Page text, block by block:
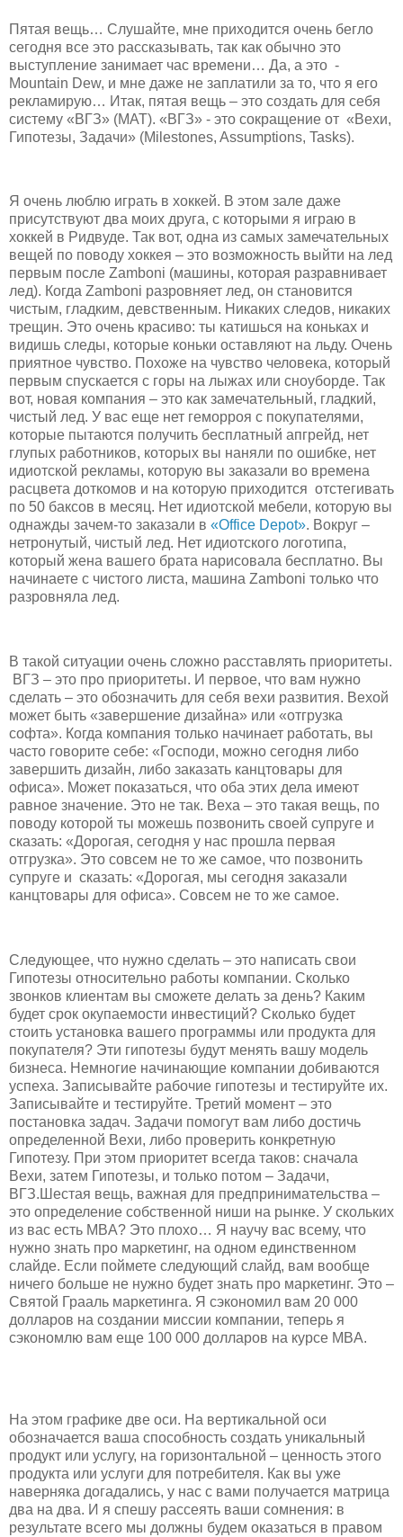
Пятая вещь… Слушайте, мне приходится очень бегло
сегодня все это рассказывать, так как обычно это
выступление занимает час времени… Да, а это -
Mountain Dew, и мне даже не заплатили за то, что я его
рекламирую… Итак, пятая вещь – это создать для себя
систему «ВГЗ» (MAT). «ВГЗ» - это сокращение от «Вехи,
Гипотезы, Задачи» (Milestones, Assumptions, Tasks).
Я очень люблю играть в хоккей. В этом зале даже
присутствуют два моих друга, с которыми я играю в
хоккей в Ридвуде. Так вот, одна из самых замечательных
вещей по поводу хоккея – это возможность выйти на лед
первым после Zamboni (машины, которая разравнивает
лед). Когда Zamboni разровняет лед, он становится
чистым, гладким, девственным. Никаких следов, никаких
трещин. Это очень красиво: ты катишься на коньках и
видишь следы, которые коньки оставляют на льду. Очень
приятное чувство. Похоже на чувство человека, который
первым спускается с горы на лыжах или сноуборде. Так
вот, новая компания – это как замечательный, гладкий,
чистый лед. У вас еще нет геморроя с покупателями,
которые пытаются получить бесплатный апгрейд, нет
глупых работников, которых вы наняли по ошибке, нет
идиотской рекламы, которую вы заказали во времена
расцвета доткомов и на которую приходится отстегивать
по 50 баксов в месяц. Нет идиотской мебели, которую вы
однажды зачем-то заказали в «Office Depot». Вокруг –
нетронутый, чистый лед. Нет идиотского логотипа,
который жена вашего брата нарисовала бесплатно. Вы
начинаете с чистого листа, машина Zamboni только что
разровняла лед.
В такой ситуации очень сложно расставлять приоритеты.
ВГЗ – это про приоритеты. И первое, что вам нужно
сделать – это обозначить для себя вехи развития. Вехой
может быть «завершение дизайна» или «отгрузка
софта». Когда компания только начинает работать, вы
часто говорите себе: «Господи, можно сегодня либо
завершить дизайн, либо заказать канцтовары для
офиса». Может показаться, что оба этих дела имеют
равное значение. Это не так. Веха – это такая вещь, по
поводу которой ты можешь позвонить своей супруге и
сказать: «Дорогая, сегодня у нас прошла первая
отгрузка». Это совсем не то же самое, что позвонить
супруге и сказать: «Дорогая, мы сегодня заказали
канцтовары для офиса». Совсем не то же самое.
Следующее, что нужно сделать – это написать свои
Гипотезы относительно работы компании. Сколько
звонков клиентам вы сможете делать за день? Каким
будет срок окупаемости инвестиций? Сколько будет
стоить установка вашего программы или продукта для
покупателя? Эти гипотезы будут менять вашу модель
бизнеса. Немногие начинающие компании добиваются
успеха. Записывайте рабочие гипотезы и тестируйте их.
Записывайте и тестируйте. Третий момент – это
постановка задач. Задачи помогут вам либо достичь
определенной Вехи, либо проверить конкретную
Гипотезу. При этом приоритет всегда таков: сначала
Вехи, затем Гипотезы, и только потом – Задачи,
ВГЗ.Шестая вещь, важная для предпринимательства –
это определение собственной ниши на рынке. У скольких
из вас есть MBA? Это плохо… Я научу вас всему, что
нужно знать про маркетинг, на одном единственном
слайде. Если поймете следующий слайд, вам вообще
ничего больше не нужно будет знать про маркетинг. Это –
Святой Грааль маркетинга. Я сэкономил вам 20 000
долларов на создании миссии компании, теперь я
сэкономлю вам еще 100 000 долларов на курсе MBA.
На этом графике две оси. На вертикальной оси
обозначается ваша способность создать уникальный
продукт или услугу, на горизонтальной – ценность этого
продукта или услуги для потребителя. Как вы уже
наверняка догадались, у нас с вами получается матрица
два на два. И я спешу рассеять ваши сомнения: в
результате всего мы должны будем оказаться в правом